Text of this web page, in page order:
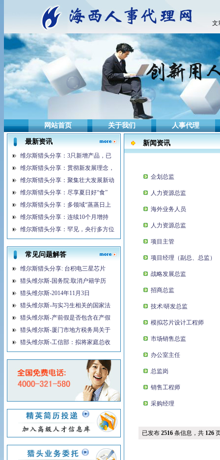
文
网站首页 关于我们 人事代理
最新资讯
维尔斯猎头分享：3只新增产品，已
维尔斯猎头分享：贯彻新发展理念，
维尔斯猎头分享：聚集壮大发展新动
维尔斯猎头分享：尽享夏日好“食”
维尔斯猎头分享：多领域“蒸蒸日上
维尔斯猎头分享：连续10个月增持
维尔斯猎头分享：罕见，央行多方位
常见问题解答
维尔斯猎头分享: 台积电三星芯片
猎头维尔斯-国务院:取消户籍学历
猎头维尔斯-2014年11月3日
猎头维尔斯-与实习生相关的国家法
猎头维尔斯-产前假是否包含在产假
猎头维尔斯-厦门市地方税务局关于
猎头维尔斯-工信部：拟将家庭总收
新闻资讯
企划总监
人力资源总监
海外业务人员
人力资源总监
项目主管
项目经理（副总、总监）
战略发展总监
招商总监
技术/研发总监
模拟芯片设计工程师
市场销售总监
办公室主任
总监岗
销售工程师
采购经理
已发布 2516 条信息，共 126